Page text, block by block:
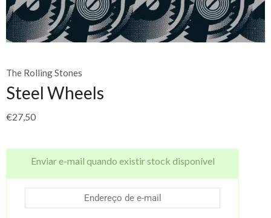
The Rolling Stones
Steel Wheels
€27,50
Enviar e-mail quando existir stock disponível